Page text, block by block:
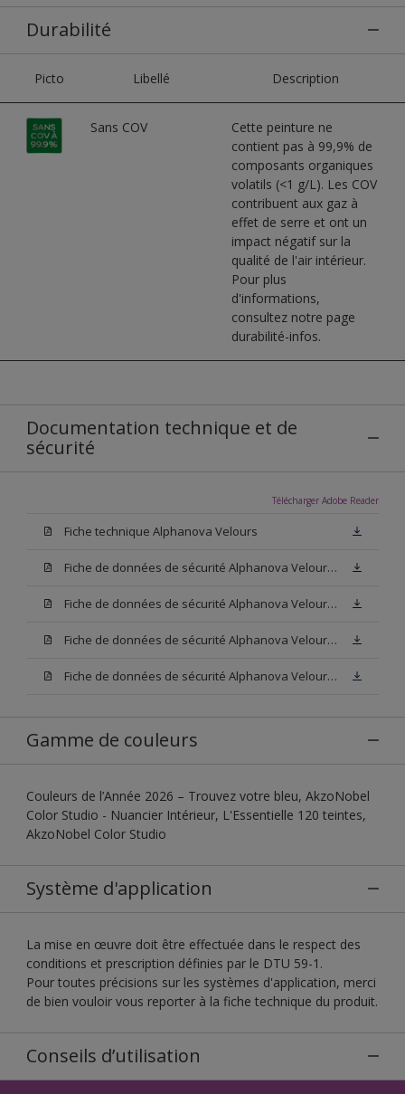
Durabilité
Picto Libellé Description
Sans COV
Cette peinture ne
contient pas à 99,9% de
composants organiques
volatils (<1 g/L). Les COV
contribuent aux gaz à
effet de serre et ont un
impact négatif sur la
qualité de l'air intérieur.
Pour plus
d'informations,
consultez notre page
durabilité-infos.
Documentation technique et de
sécurité
Télécharger Adobe Reader
Fiche technique Alphanova Velours
Fiche de données de sécurité Alphanova Velours Base W05
Fiche de données de sécurité Alphanova Velours Base M15
Fiche de données de sécurité Alphanova Velours Base N00
Fiche de données de sécurité Alphanova Velours Blanc
Gamme de couleurs
Couleurs de l’Année 2026 – Trouvez votre bleu, AkzoNobel
Color Studio - Nuancier Intérieur, L'Essentielle 120 teintes,
AkzoNobel Color Studio
Système d'application
La mise en œuvre doit être effectuée dans le respect des
conditions et prescription définies par le DTU 59-1.
Pour toutes précisions sur les systèmes d'application, merci
de bien vouloir vous reporter à la fiche technique du produit.
Conseils d’utilisation